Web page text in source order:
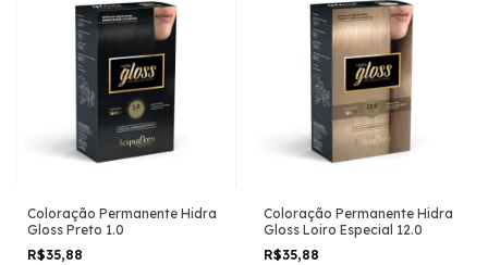
Coloração Permanente Hidra
Gloss Preto 1.0
R$35,88
Coloração Permanente Hidra
Gloss Loiro Especial 12.0
R$35,88